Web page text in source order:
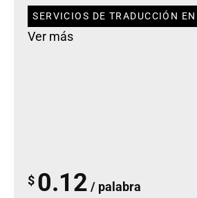
SERVICIOS DE TRADUCCIÓN
Ver más
$ 0.12 / palabra